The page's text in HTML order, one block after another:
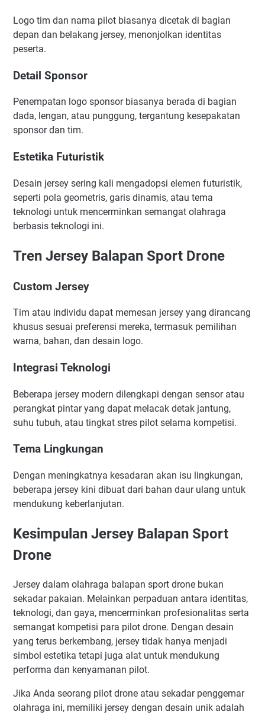
Logo tim dan nama pilot biasanya dicetak di bagian
depan dan belakang jersey, menonjolkan identitas
peserta.
Detail Sponsor
Penempatan logo sponsor biasanya berada di bagian
dada, lengan, atau punggung, tergantung kesepakatan
sponsor dan tim.
Estetika Futuristik
Desain jersey sering kali mengadopsi elemen futuristik,
seperti pola geometris, garis dinamis, atau tema
teknologi untuk mencerminkan semangat olahraga
berbasis teknologi ini.
Tren Jersey Balapan Sport Drone
Custom Jersey
Tim atau individu dapat memesan jersey yang dirancang
khusus sesuai preferensi mereka, termasuk pemilihan
warna, bahan, dan desain logo.
Integrasi Teknologi
Beberapa jersey modern dilengkapi dengan sensor atau
perangkat pintar yang dapat melacak detak jantung,
suhu tubuh, atau tingkat stres pilot selama kompetisi.
Tema Lingkungan
Dengan meningkatnya kesadaran akan isu lingkungan,
beberapa jersey kini dibuat dari bahan daur ulang untuk
mendukung keberlanjutan.
Kesimpulan Jersey Balapan Sport
Drone
Jersey dalam olahraga balapan sport drone bukan
sekadar pakaian. Melainkan perpaduan antara identitas,
teknologi, dan gaya, mencerminkan profesionalitas serta
semangat kompetisi para pilot drone. Dengan desain
yang terus berkembang, jersey tidak hanya menjadi
simbol estetika tetapi juga alat untuk mendukung
performa dan kenyamanan pilot.
Jika Anda seorang pilot drone atau sekadar penggemar
olahraga ini, memiliki jersey dengan desain unik adalah